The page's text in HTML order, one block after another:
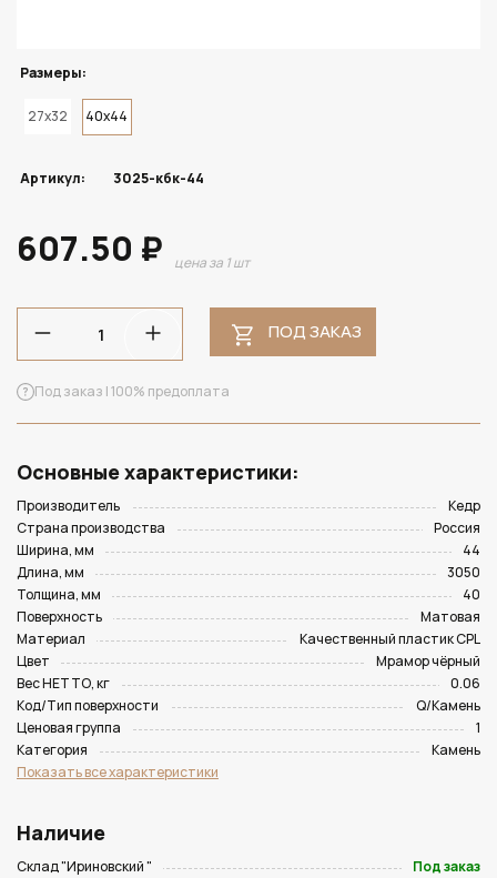
Размеры:
27x32 40x44
Артикул: 3025-кбк-44
607.50 ₽ цена за 1 шт
ПОД ЗАКАЗ
Под заказ | 100% предоплата
Основные характеристики:
Производитель
Кедр
Страна производства
Россия
Ширина, мм
44
Длина, мм
3050
Толщина, мм
40
Поверхность
Матовая
Материал
Качественный пластик CPL
Цвет
Мрамор чёрный
Вес НЕТТО, кг
0.06
Код/Тип поверхности
Q/Камень
Ценовая группа
1
Категория
Камень
Показать все характеристики
Наличие
Склад "Ириновский "
Под заказ